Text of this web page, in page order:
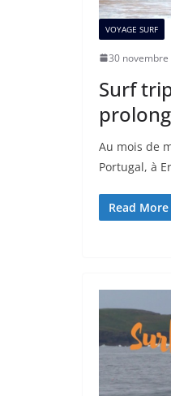
VOYAGE SURF
30 novembre
Surf
Au mois de
Portugal, à
Read More